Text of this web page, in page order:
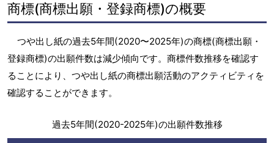
商標(商標出願・登録商標)の概要
つや出し紙の過去5年間(2020〜2025年)の商標(商標出願・
登録商標)の出願件数は減少傾向です。商標件数推移を確認す
ることにより、つや出し紙の商標出願活動のアクティビティを
確認することができます。
過去5年間(2020-2025年)の出願件数推移